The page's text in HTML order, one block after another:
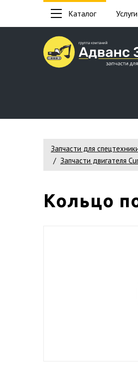
Каталог Услуги
Запчасти для
Запчасти двигателя
Кольцо